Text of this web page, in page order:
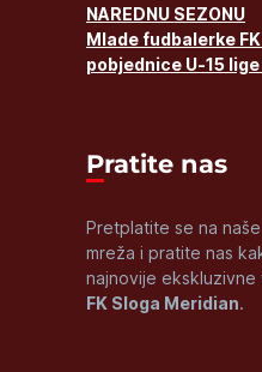
NAREDNU SEZONU
Mlade fudbalerke
pobjednice U-15
Pratite nas
Pretplatite se na
mreža i pratite nas
najnovije ekskluzivne
FK Sloga Meridian.